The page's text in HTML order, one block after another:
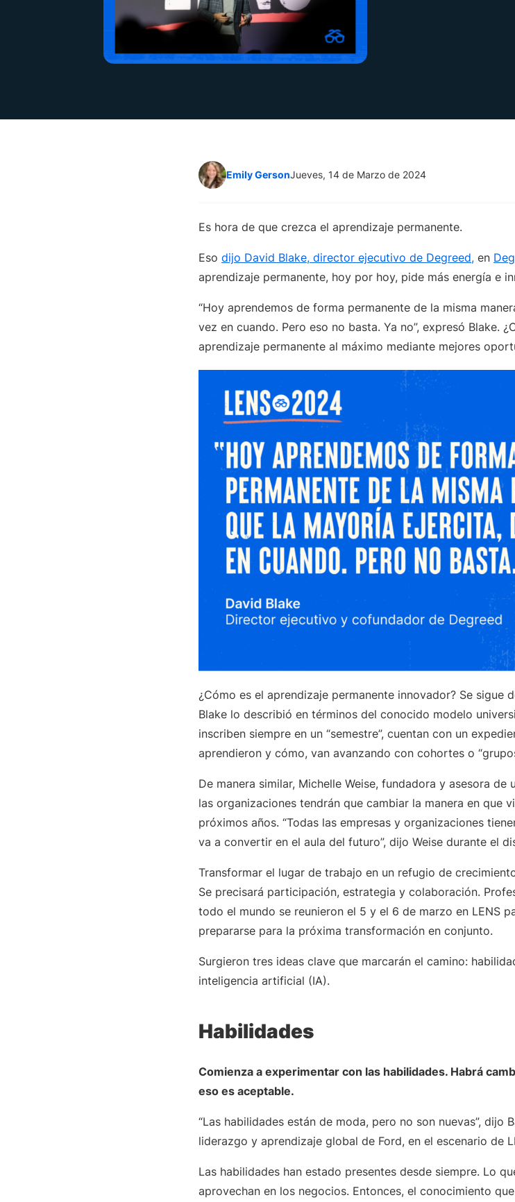
Emily GersonJueves, 14 de Marzo de 2024
Es hora de que crezca el aprendizaje permanente.
Eso dijo David Blake, director ejecutivo de Degreed, en
aprendizaje permanente, hoy por hoy, pide más energía e
“Hoy aprendemos de forma permanente de la misma
vez en cuando. Pero eso no basta. Ya no”, expresó Blake.
aprendizaje permanente al máximo mediante mejores
¿Cómo es el aprendizaje permanente innovador? Se sigue
Blake lo describió en términos del conocido modelo
inscriben siempre en un “semestre”, cuentan con un
aprendieron y cómo, van avanzando con cohortes o
De manera similar, Michelle Weise, fundadora y asesora
las organizaciones tendrán que cambiar la manera en que
próximos años. “Todas las empresas y organizaciones
va a convertir en el aula del futuro”, dijo Weise durante el
Transformar el lugar de trabajo en un refugio de
Se precisará participación, estrategia y colaboración.
todo el mundo se reunieron el 5 y el 6 de marzo en LENS
prepararse para la próxima transformación en conjunto.
Surgieron tres ideas clave que marcarán el camino:
inteligencia artificial (IA).
Habilidades
Comienza a experimentar con las habilidades. Habrá
eso es aceptable.
“Las habilidades están de moda, pero no son nuevas”, dijo
liderazgo y aprendizaje global de Ford, en el escenario de
Las habilidades han estado presentes desde siempre. Lo
aprovechan en los negocios. Entonces, el conocimiento